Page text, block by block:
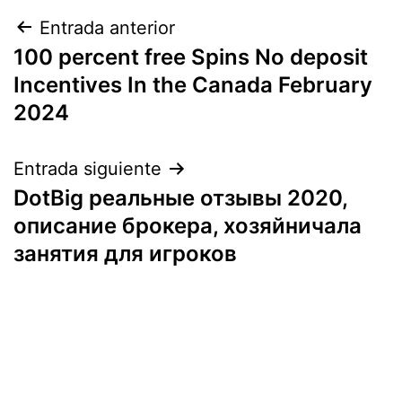
Navegación
de
entradas
Entrada anterior
100 percent free Spins No deposit
Incentives In the Canada February
2024
Entrada siguiente
DotBig реальные отзывы 2020,
описание брокера, хозяйничала
занятия для игроков